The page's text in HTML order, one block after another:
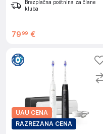
Brezplačna poštnina za člane
kluba
79 99 €
UAU CENA
RAZREZANA CENA